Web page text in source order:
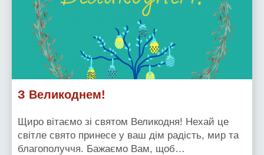
З Великоднем!
Щиро вітаємо зі святом Великодня! Нехай це
світле свято принесе у ваш дім радість, мир та
благополуччя. Бажаємо Вам, щоб…